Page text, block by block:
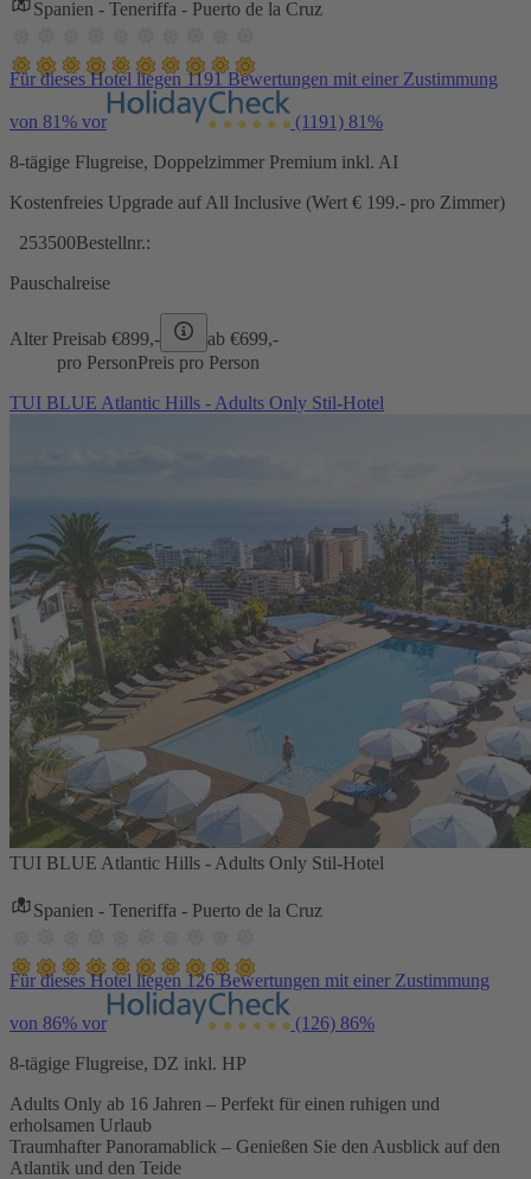
Spanien - Teneriffa - Puerto de la Cruz
Für dieses Hotel liegen 1191 Bewertungen mit einer Zustimmung
von 81% vor (1191) 81%
8-tägige Flugreise, Doppelzimmer Premium inkl. AI
Kostenfreies Upgrade auf All Inclusive (Wert € 199.- pro Zimmer)
253500Bestellnr.:
Pauschalreise
Alter Preisab €899,- ab €699,-
pro PersonPreis pro Person
TUI BLUE Atlantic Hills - Adults Only Stil-Hotel
TUI BLUE Atlantic Hills - Adults Only Stil-Hotel
Spanien - Teneriffa - Puerto de la Cruz
Für dieses Hotel liegen 126 Bewertungen mit einer Zustimmung
von 86% vor (126) 86%
8-tägige Flugreise, DZ inkl. HP
Adults Only ab 16 Jahren – Perfekt für einen ruhigen und
erholsamen Urlaub
Traumhafter Panoramablick – Genießen Sie den Ausblick auf den
Atlantik und den Teide